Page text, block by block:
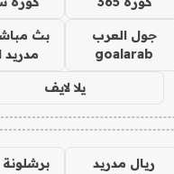
جول العرب
goalarab
بث
مدريد
يلا لايف
ريال مدريد